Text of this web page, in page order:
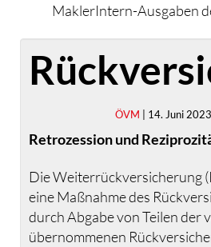
MaklerIntern-Ausgaben
ÖVM | 14. Juni 2023
Retrozession und
Die Weiterrückversicherung
eine Maßnahme des
durch Abgabe von Teilen der
übernommenen